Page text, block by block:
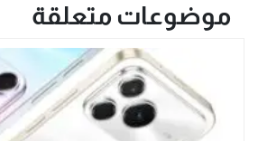
موضوعات متعلقة